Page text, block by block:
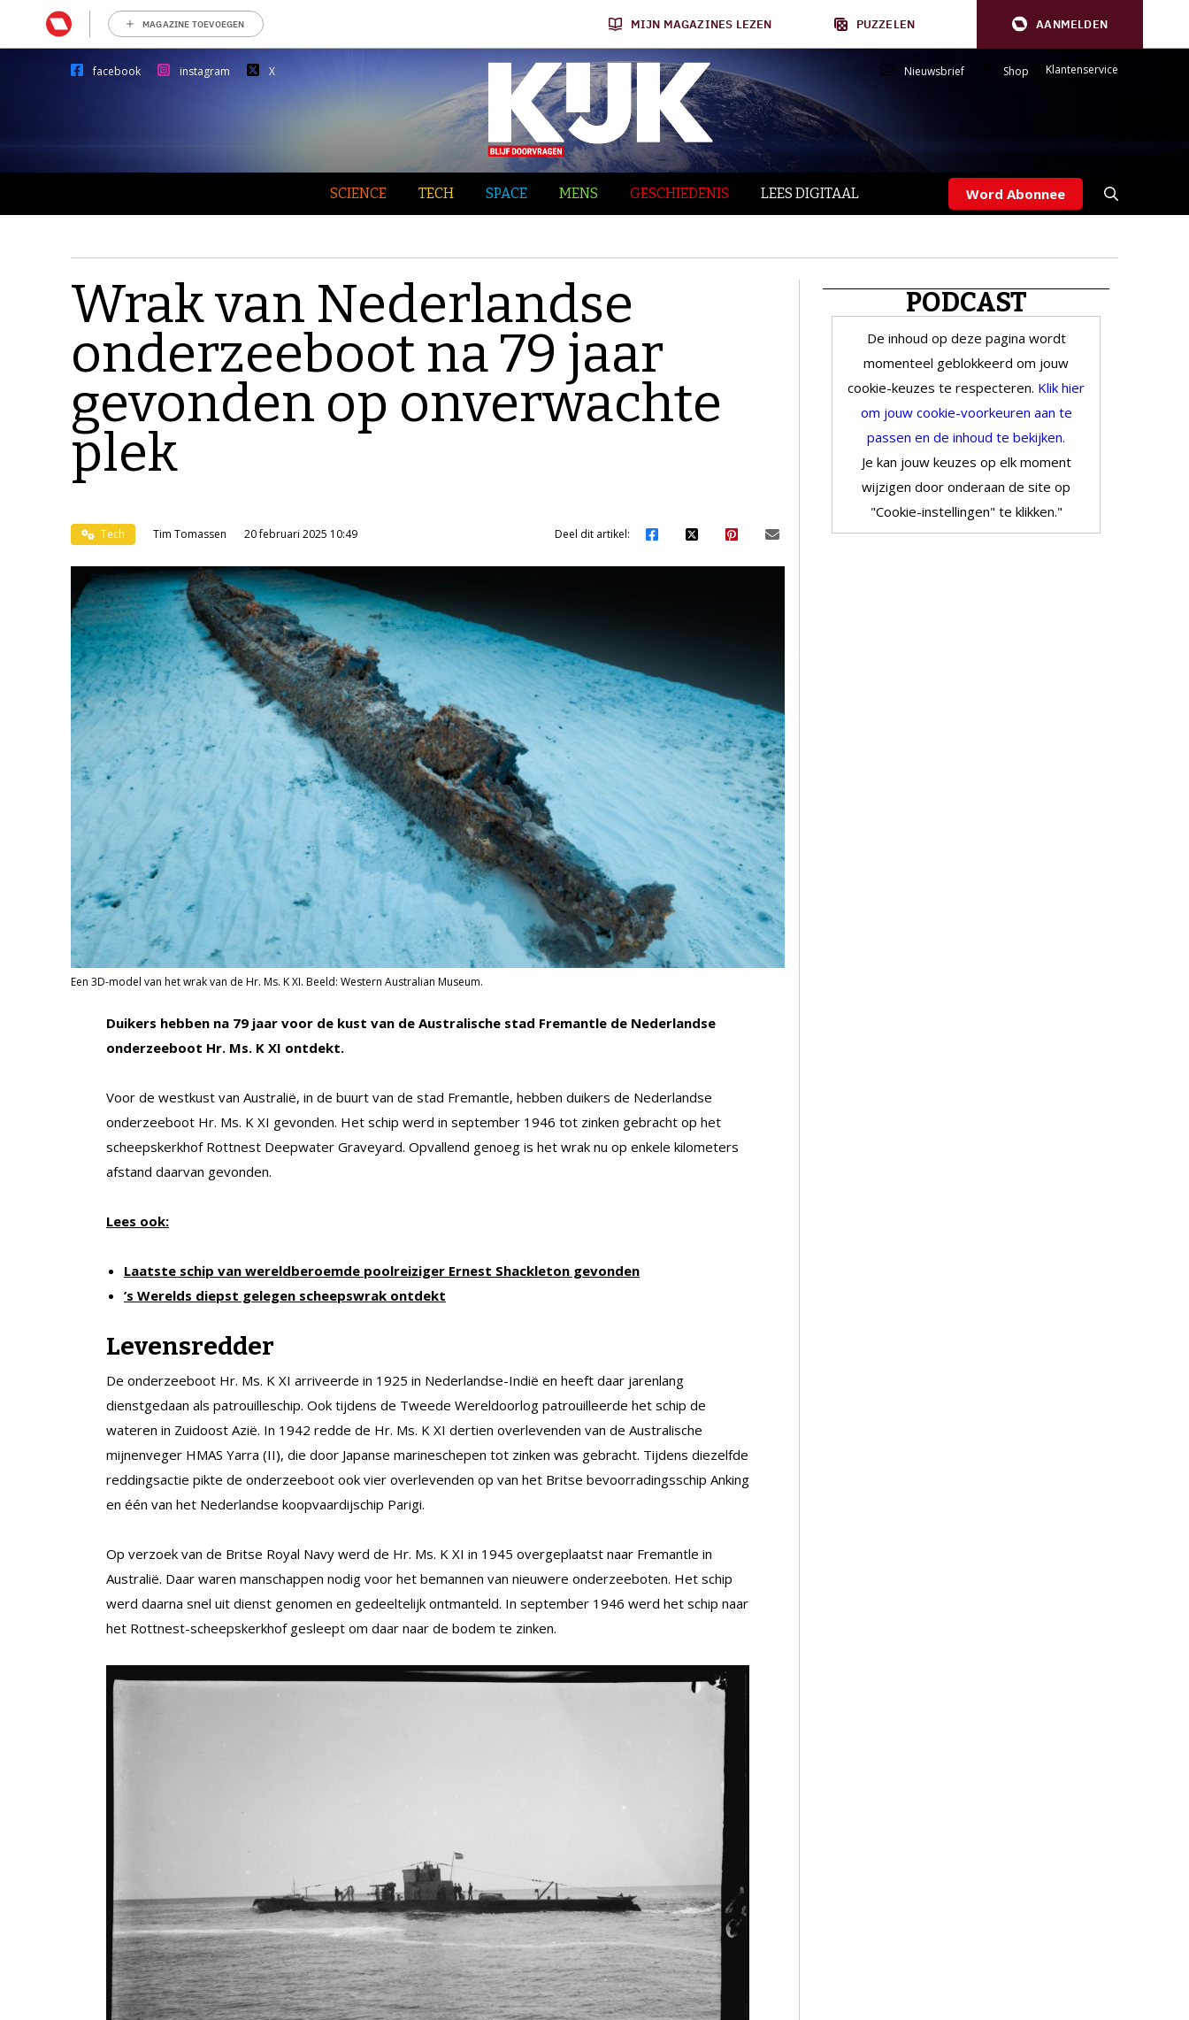
MAGAZINE TOEVOEGEN MIJN MAGAZINES LEZEN PUZZELEN AANMELDEN
facebook instagram X Nieuwsbrief Shop Klantenservice
SCIENCE TECH SPACE MENS GESCHIEDENIS LEES DIGITAAL Word Abonnee
Wrak van Nederlandse
onderzeeboot na 79 jaar
gevonden op onverwachte
plek
Tech Tim Tomassen 20 februari 2025 10:49 Deel dit artikel:
Een 3D-model van het wrak van de Hr. Ms. K XI. Beeld: Western Australian Museum.
Duikers hebben na 79 jaar voor de kust van de Australische stad Fremantle de Nederlandse
onderzeeboot Hr. Ms. K XI ontdekt.
Voor de westkust van Australië, in de buurt van de stad Fremantle, hebben duikers de Nederlandse
onderzeeboot Hr. Ms. K XI gevonden. Het schip werd in september 1946 tot zinken gebracht op het
scheepskerkhof Rottnest Deepwater Graveyard. Opvallend genoeg is het wrak nu op enkele kilometers
afstand daarvan gevonden.
Lees ook:
Laatste schip van wereldberoemde poolreiziger Ernest Shackleton gevonden
’s Werelds diepst gelegen scheepswrak ontdekt
Levensredder
De onderzeeboot Hr. Ms. K XI arriveerde in 1925 in Nederlandse-Indië en heeft daar jarenlang
dienstgedaan als patrouilleschip. Ook tijdens de Tweede Wereldoorlog patrouilleerde het schip de
wateren in Zuidoost Azië. In 1942 redde de Hr. Ms. K XI dertien overlevenden van de Australische
mijnenveger HMAS Yarra (II), die door Japanse marineschepen tot zinken was gebracht. Tijdens diezelfde
reddingsactie pikte de onderzeeboot ook vier overlevenden op van het Britse bevoorradingsschip Anking
en één van het Nederlandse koopvaardijschip Parigi.
Op verzoek van de Britse Royal Navy werd de Hr. Ms. K XI in 1945 overgeplaatst naar Fremantle in
Australië. Daar waren manschappen nodig voor het bemannen van nieuwere onderzeeboten. Het schip
werd daarna snel uit dienst genomen en gedeeltelijk ontmanteld. In september 1946 werd het schip naar
het Rottnest-scheepskerkhof gesleept om daar naar de bodem te zinken.
PODCAST
De inhoud op deze pagina wordt
momenteel geblokkeerd om jouw
cookie-keuzes te respecteren. Klik hier
om jouw cookie-voorkeuren aan te
passen en de inhoud te bekijken.
Je kan jouw keuzes op elk moment
wijzigen door onderaan de site op
"Cookie-instellingen" te klikken."